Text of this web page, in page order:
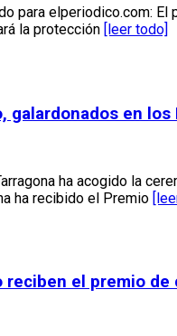
para elperiodico.com:
la protección
[leer todo]
galardonados en
ha acogido la
ha recibido el Premio
reciben el premio